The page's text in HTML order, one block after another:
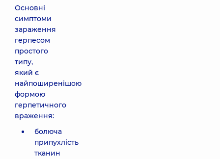
Основні
симптоми
зараження
герпесом
простого
типу,
який є
найпоширенішою
формою
герпетичного
враження:
болюча
припухлість
тканин